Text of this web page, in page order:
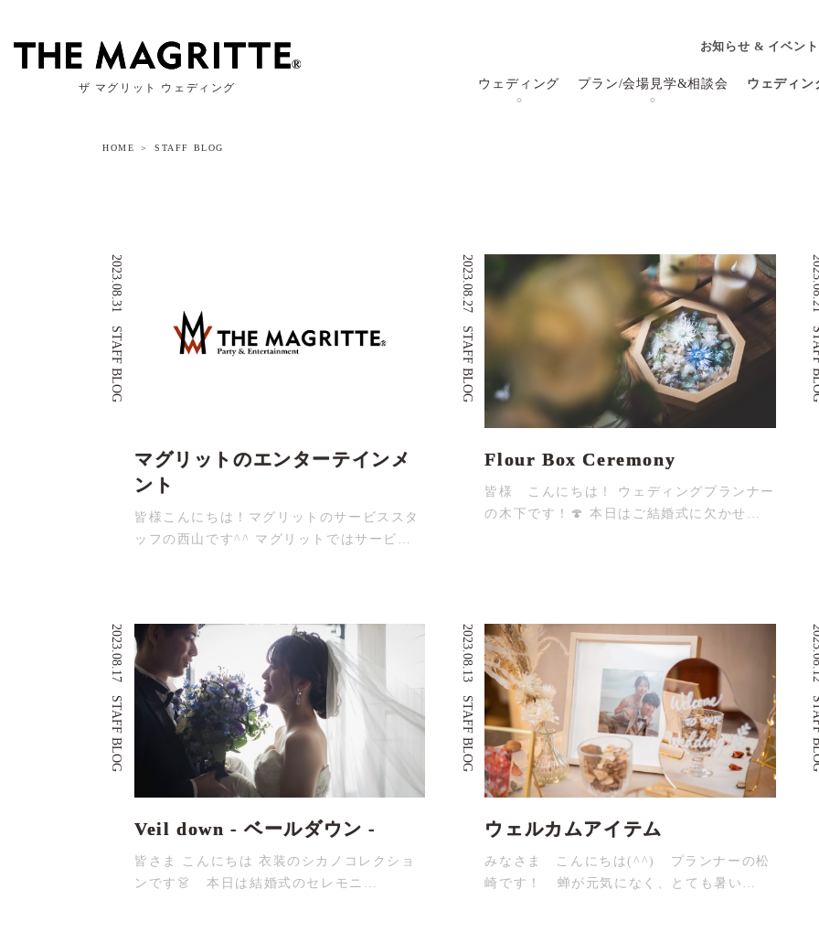
ザ マグリット ウェディング
お知らせ & イベント
ウェディング プラン/会場見学&相談会 ウェディン
HOME STAFF BLOG
2023.08.31
STAFF BLOG
マグリットのエンターテインメ
ント
皆様こんにちは！マグリットのサービススタ
ッフの西山です^^ マグリットではサービ…
2023.08.27
STAFF BLOG
Flour Box Ceremony
皆様 こんにちは！ ウェディングプランナー
の木下です！🍄 本日はご結婚式に欠かせ…
2023.08.17
STAFF BLOG
Veil down - ベールダウン -
皆さま こんにちは 衣装のシカノコレクショ
ンです👗 本日は結婚式のセレモニ…
2023.08.13
STAFF BLOG
ウェルカムアイテム
みなさま こんにちは(^^) プランナーの松
崎です！ 蝉が元気になく、とても暑い…